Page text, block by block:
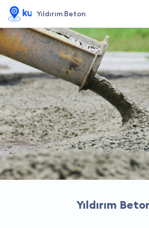
Yıldırım Beton
Yıldırım